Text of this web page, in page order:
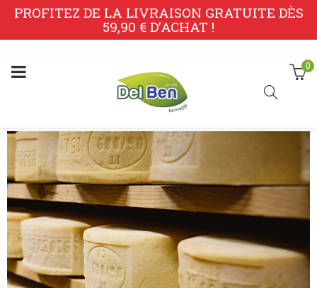
PROFITEZ DE LA LIVRAISON GRATUITE DÈS
59,90 € D’ACHAT !
0